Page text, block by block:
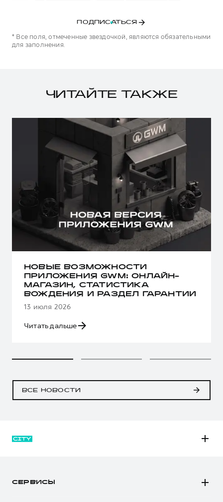
ПОДПИСАТЬСЯ
* Все поля, отмеченные звездочкой, являются обязательными
для заполнения.
ЧИТАЙТЕ ТАКЖЕ
НОВЫЕ ВОЗМОЖНОСТИ
ПРИЛОЖЕНИЯ GWM: ОНЛАЙН-
МАГАЗИН, СТАТИСТИКА
ВОЖДЕНИЯ И РАЗДЕЛ ГАРАНТИИ
13 июля 2026
Читать дальше
ВСЕ НОВОСТИ
СЕРВИСЫ